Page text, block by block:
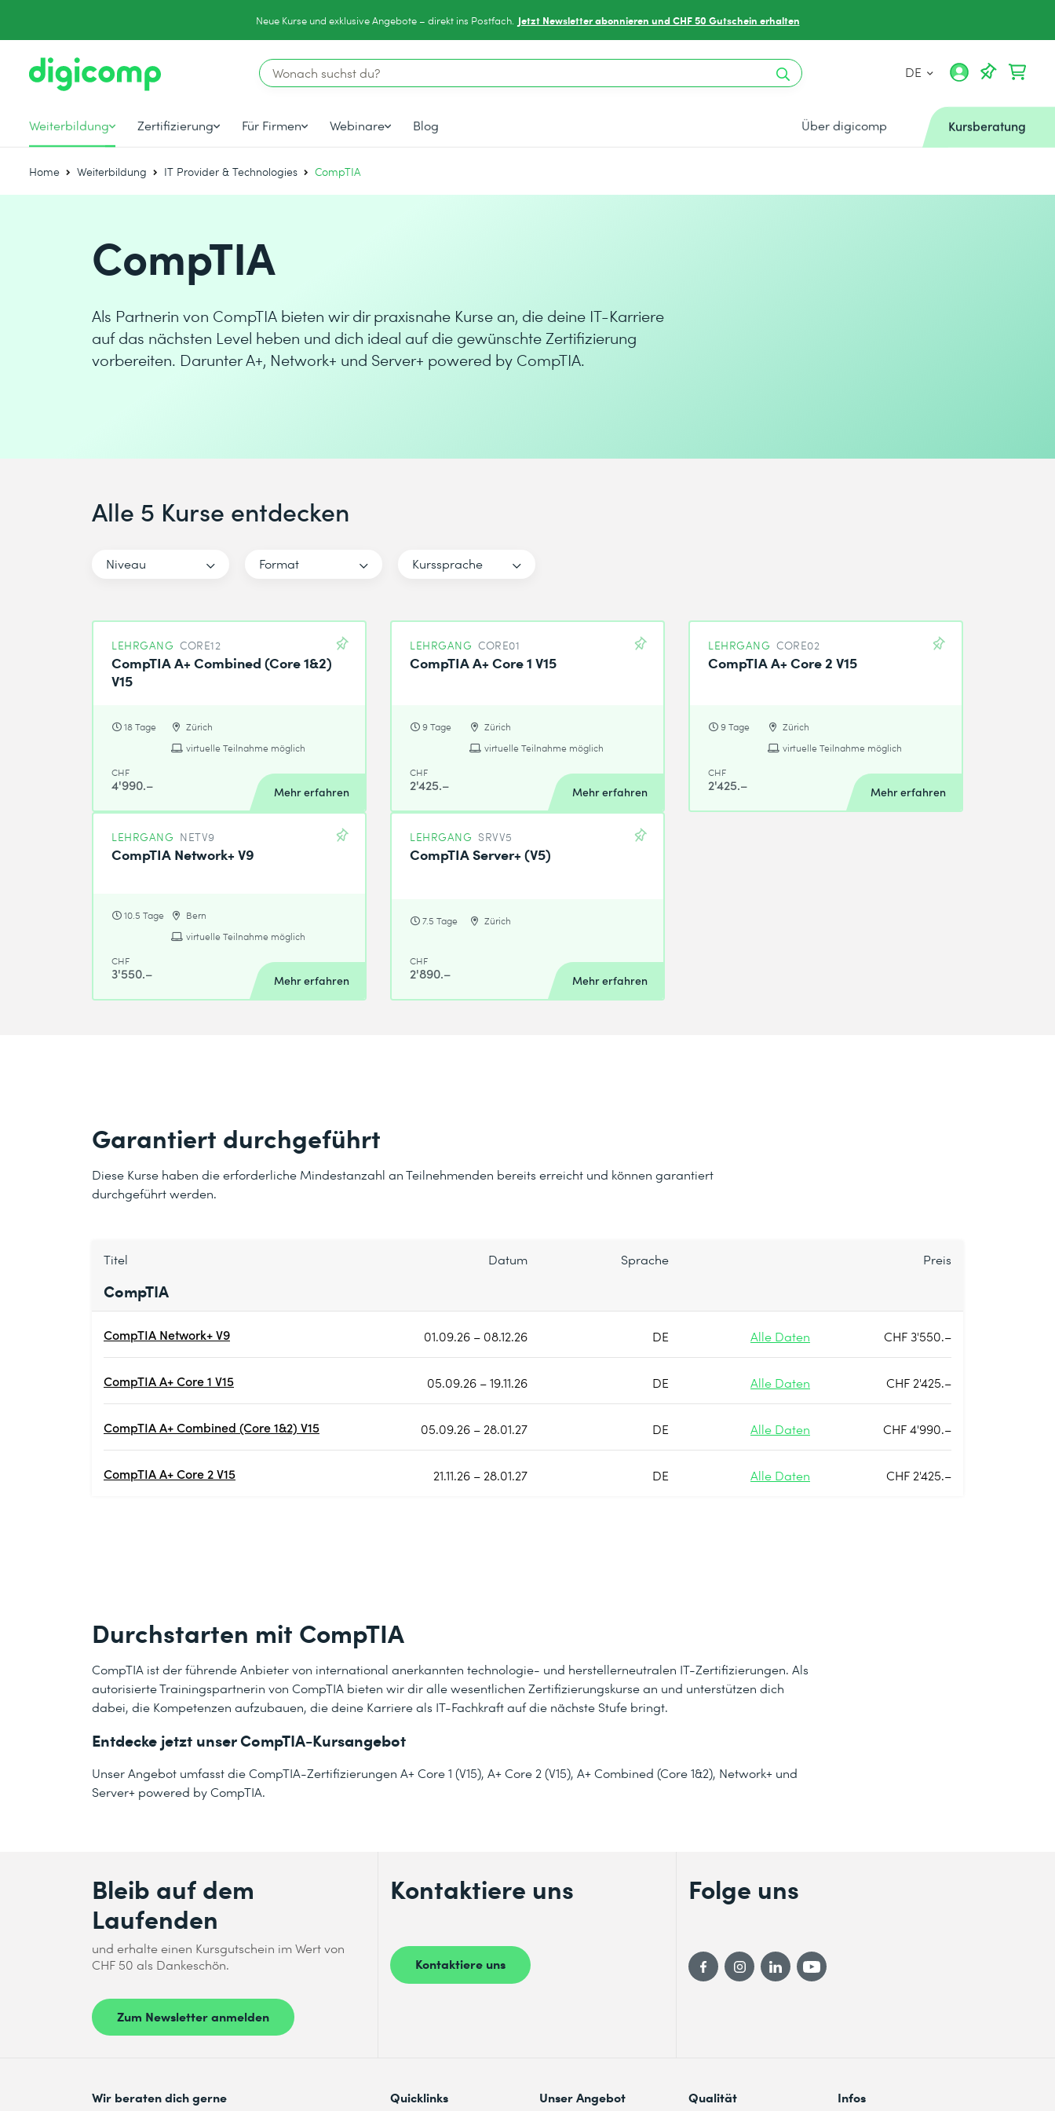
Neue Kurse und exklusive Angebote – direkt ins Postfach. Jetzt Newsletter abonnieren und CHF 50 Gutschein erhalten
DE
Weiterbildung Zertifizierung Für Firmen Webinare Blog Über digicomp Kursberatung
Home Weiterbildung IT Provider & Technologies CompTIA
CompTIA
Als Partnerin von CompTIA bieten wir dir praxisnahe Kurse an, die deine IT-Karriere
auf das nächsten Level heben und dich ideal auf die gewünschte Zertifizierung
vorbereiten. Darunter A+, Network+ und Server+ powered by CompTIA.
Alle 5 Kurse entdecken
Niveau Format Kurssprache
LEHRGANG CORE12
CompTIA A+ Combined (Core 1&2)
V15
18 Tage
Zürich
virtuelle Teilnahme möglich
CHF
4'990.– Mehr erfahren
LEHRGANG CORE01
CompTIA A+ Core 1 V15
9 Tage
Zürich
virtuelle Teilnahme möglich
CHF
2'425.– Mehr erfahren
LEHRGANG CORE02
CompTIA A+ Core 2 V15
9 Tage
Zürich
virtuelle Teilnahme möglich
CHF
2'425.– Mehr erfahren
LEHRGANG NETV9
CompTIA Network+ V9
10.5 Tage
Bern
virtuelle Teilnahme möglich
CHF
3'550.– Mehr erfahren
LEHRGANG SRVV5
CompTIA Server+ (V5)
7.5 Tage Zürich
CHF
2'890.– Mehr erfahren
Garantiert durchgeführt
Diese Kurse haben die erforderliche Mindestanzahl an Teilnehmenden bereits erreicht und können garantiert
durchgeführt werden.
Titel Datum Sprache Preis
CompTIA
CompTIA Network+ V9 01.09.26 – 08.12.26 DE Alle Daten CHF 3'550.–
CompTIA A+ Core 1 V15 05.09.26 – 19.11.26 DE Alle Daten CHF 2'425.–
CompTIA A+ Combined (Core 1&2) V15 05.09.26 – 28.01.27 DE Alle Daten CHF 4'990.–
CompTIA A+ Core 2 V15 21.11.26 – 28.01.27 DE Alle Daten CHF 2'425.–
Durchstarten mit CompTIA
CompTIA ist der führende Anbieter von international anerkannten technologie- und herstellerneutralen IT-Zertifizierungen. Als
autorisierte Trainingspartnerin von CompTIA bieten wir dir alle wesentlichen Zertifizierungskurse an und unterstützen dich
dabei, die Kompetenzen aufzubauen, die deine Karriere als IT-Fachkraft auf die nächste Stufe bringt.
Entdecke jetzt unser CompTIA-Kursangebot
Unser Angebot umfasst die CompTIA-Zertifizierungen A+ Core 1 (V15), A+ Core 2 (V15), A+ Combined (Core 1&2), Network+ und
Server+ powered by CompTIA.
Bleib auf dem
Laufenden
und erhalte einen Kursgutschein im Wert von
CHF 50 als Dankeschön.
Zum Newsletter anmelden
Kontaktiere uns
Kontaktiere uns
Folge uns
Wir beraten dich gerne Quicklinks Unser Angebot Qualität Infos